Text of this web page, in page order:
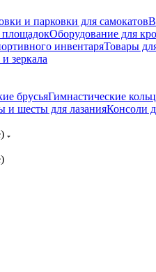
и парковки для самокатов
площадокОборудование для
инвентаряТовары
зеркала
брусьяГимнастические
и шесты для лазанияКонсоли